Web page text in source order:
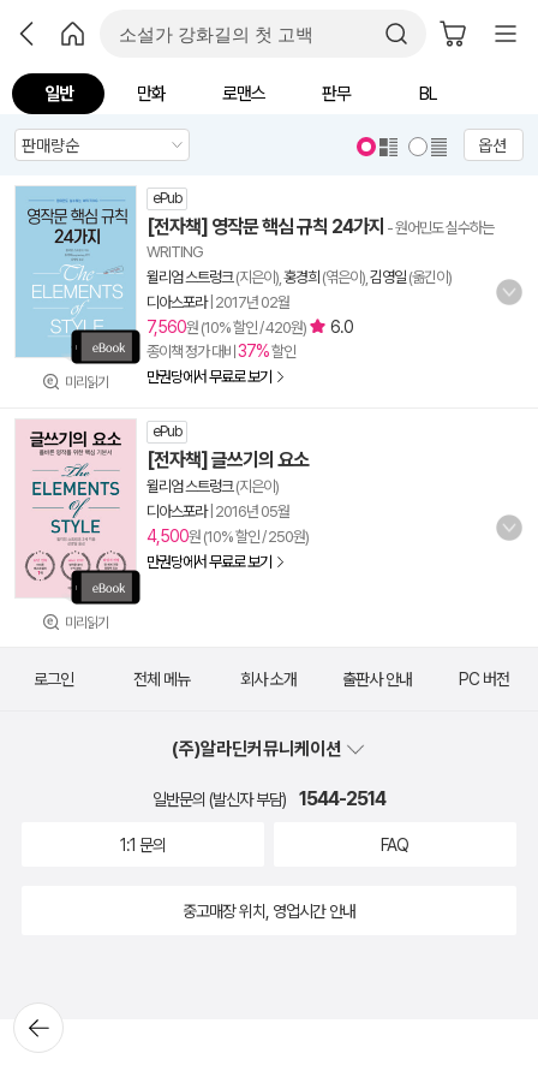
일반 만화 로맨스 판무 BL
옵션
미리읽기
ePub
[전자책] 영작문 핵심 규칙 24가지 - 원어민도 실수하는
WRITING
윌리엄 스트렁크(지은이), 홍경희 (엮은이), 김영일 (옮긴이)
디아스포라| 2017년 02월
7,560원 (10% 할인 / 420원) 6.0
종이책 정가 대비 37%할인
만권당에서 무료로 보기
미리읽기
ePub
[전자책] 글쓰기의 요소
윌리엄 스트렁크(지은이)
디아스포라| 2016년 05월
4,500원 (10% 할인 / 250원)
만권당에서 무료로 보기
뒤로가
기
로그인 전체 메뉴 회사 소개 출판사 안내 PC 버전
(주)알라딘커뮤니케이션
일반문의 (발신자 부담) 1544-2514
1:1 문의 FAQ
중고매장 위치, 영업시간 안내